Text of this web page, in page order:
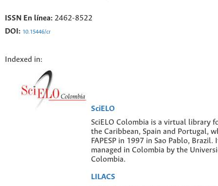
ISSN En línea: 2462-8522
DOI: 10.15446/cr
Indexed in:
SciELO
SciELO Colombia is a virtual library
the Caribbean, Spain and Portugal,
FAPESP in 1997 in Sao Pablo,
managed in Colombia by the
Colombia.
LILACS